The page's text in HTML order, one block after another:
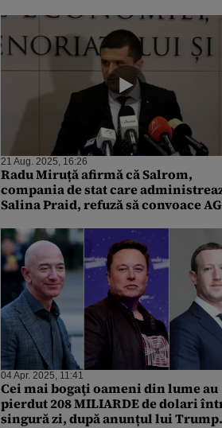
21 Aug. 2025, 16:26
Radu Miruță afirmă că Salrom,
compania de stat care
Salina Praid, refuză să convoace
04 Apr. 2025, 11:41
Cei mai bogaţi oameni din lume au
pierdut 208 MILIARDE de dolari
singură zi, după anunțul lui Trump